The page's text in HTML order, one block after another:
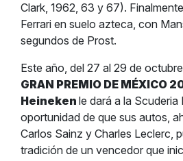
Clark, 1962, 63 y 67).
Ferrari en suelo azteca, con
segundos de Prost.
Este año, del 27 al 29 de
GRAN PREMIO DE MÉXICO
Heineken le dará a la Scuderia
oportunidad de que sus autos,
Carlos Sainz y Charles Leclerc,
tradición de un vencedor que